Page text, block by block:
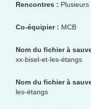
Rencontres :
Co-équipier : MCB
Nom du fichier à
xx-bisel-et-les-étangs
Nom du fichier à
les-étangs